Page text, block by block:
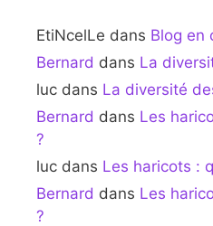
EtiNcelLe dans Blog en
Bernard dans La
luc dans La diversité
Bernard dans Les
?
luc dans Les haricots :
Bernard dans Les
?